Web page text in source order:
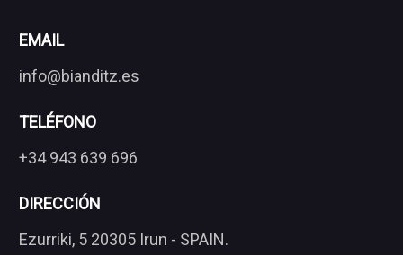
EMAIL
info@bianditz.es
TELÉFONO
+34 943 639 696
DIRECCIÓN
Ezurriki, 5 20305 Irun - SPAIN.